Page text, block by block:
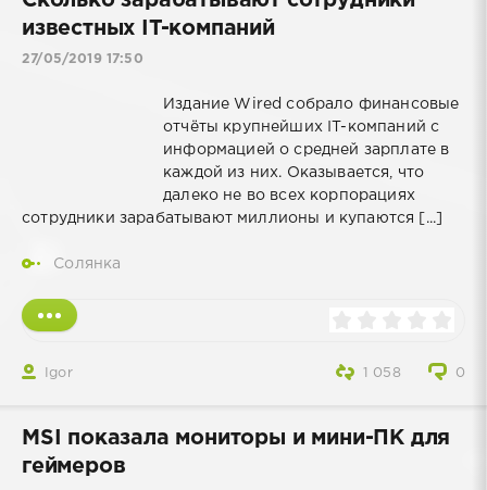
известных IT-компаний
27/05/2019 17:50
Издание Wired собрало финансовые
отчёты крупнейших IT-компаний с
информацией о средней зарплате в
каждой из них. Оказывается, что
далеко не во всех корпорациях
сотрудники зарабатывают миллионы и купаются [...]
Солянка
Igor 0
1 058
MSI показала мониторы и мини-ПК для
геймеров